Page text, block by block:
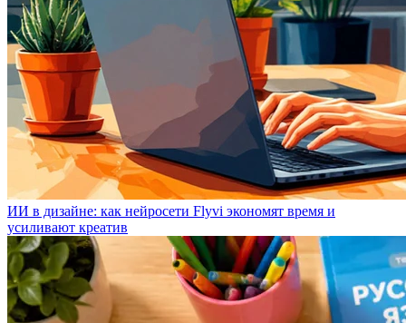
ИИ в дизайне: как нейросети Flyvi экономят время и
усиливают креатив